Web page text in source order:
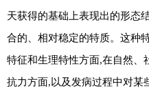
天获得的基础上表现出的形态
合的、相对稳定的特质。这种
特征和生理特性方面,在自然、
抗力方面,以及发病过程中对某